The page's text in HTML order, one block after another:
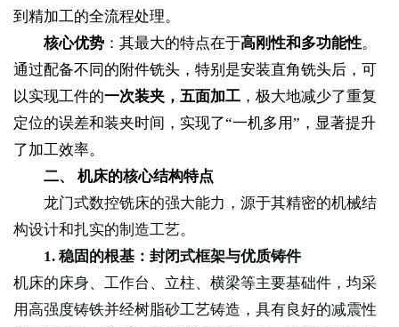
到精加工的全流程处理。
核心优势：其最大的特点在于高刚性和多功能性。
通过配备不同的附件铣头，特别是安装直角铣头后，可
以实现工件的一次装夹，五面加工 ，极大地减少了重复
定位的误差和装夹时间，实现了“一机多用”，显著提升
了加工效率。
二、 机床的核心结构特点
龙门式数控铣床的强大能力，源于其精密的机械结
构设计和扎实的制造工艺。
1. 稳固的根基：封闭式框架与优质铸件
机床的床身、工作台、立柱、横梁等主要基础件，均采
用高强度铸铁并经树脂砂工艺铸造，具有良好的减震性